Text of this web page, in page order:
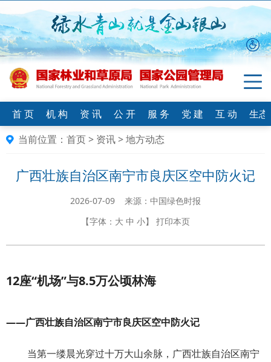
首 页 机 构 资 讯 公 开 服 务 党 建 互 动
生
当前位置： 首页> 资讯>地方动态
广西壮族自治区南宁市良庆区空中防火记
2026-07-09 来源：中国绿色时报
【字体： 大 中 小】 打印本页
12座“机场”与8.5万公顷林海
——广西壮族自治区南宁市良庆区空中防火记
当第一缕晨光穿过十万大山余脉，广西壮族自治区南宁